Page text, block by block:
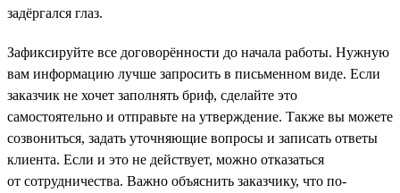
задёргался глаз.
Зафиксируйте все договорённости до начала работы. Нужную
вам информацию лучше запросить в письменном виде. Если
заказчик не хочет заполнять бриф, сделайте это
самостоятельно и отправьте на утверждение. Также вы можете
созвониться, задать уточняющие вопросы и записать ответы
клиента. Если и это не действует, можно отказаться
от сотрудничества. Важно объяснить заказчику, что по-